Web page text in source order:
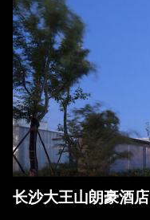
长沙大王山朗豪酒店